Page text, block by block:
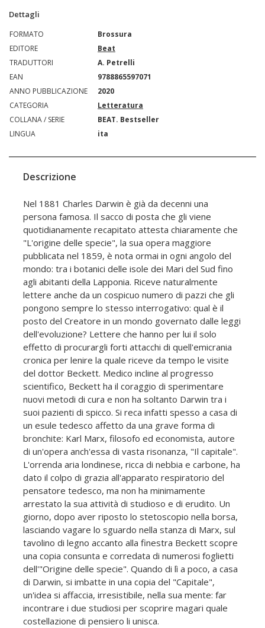
Dettagli
FORMATO
Brossura
EDITORE
Beat
TRADUTTORI
A. Petrelli
EAN
9788865597071
ANNO PUBBLICAZIONE
2020
CATEGORIA
Letteratura
COLLANA / SERIE
BEAT. Bestseller
LINGUA
ita
Descrizione
Nel 1881 Charles Darwin è già da decenni una
persona famosa. Il sacco di posta che gli viene
quotidianamente recapitato attesta chiaramente che
"L'origine delle specie", la sua opera maggiore
pubblicata nel 1859, è nota ormai in ogni angolo del
mondo: tra i botanici delle isole dei Mari del Sud fino
agli abitanti della Lapponia. Riceve naturalmente
lettere anche da un cospicuo numero di pazzi che gli
pongono sempre lo stesso interrogativo: qual è il
posto del Creatore in un mondo governato dalle leggi
dell'evoluzione? Lettere che hanno per lui il solo
effetto di procurargli forti attacchi di quell'emicrania
cronica per lenire la quale riceve da tempo le visite
del dottor Beckett. Medico incline al progresso
scientifico, Beckett ha il coraggio di sperimentare
nuovi metodi di cura e non ha soltanto Darwin tra i
suoi pazienti di spicco. Si reca infatti spesso a casa di
un esule tedesco affetto da una grave forma di
bronchite: Karl Marx, filosofo ed economista, autore
di un'opera anch'essa di vasta risonanza, "Il capitale".
L'orrenda aria londinese, ricca di nebbia e carbone, ha
dato il colpo di grazia all'apparato respiratorio del
pensatore tedesco, ma non ha minimamente
arrestato la sua attività di studioso e di erudito. Un
giorno, dopo aver riposto lo stetoscopio nella borsa,
lasciando vagare lo sguardo nella stanza di Marx, sul
tavolino di legno accanto alla finestra Beckett scopre
una copia consunta e corredata di numerosi foglietti
dell'"Origine delle specie". Quando di lì a poco, a casa
di Darwin, si imbatte in una copia del "Capitale",
un'idea si affaccia, irresistibile, nella sua mente: far
incontrare i due studiosi per scoprire magari quale
costellazione di pensiero li unisca.